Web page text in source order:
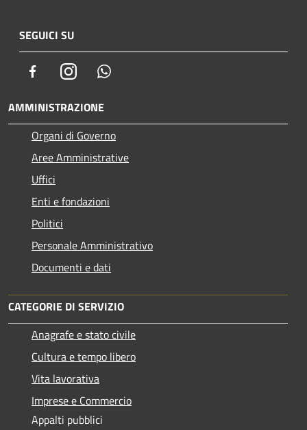
SEGUICI SU
FacebookInstagram
AMMINISTRAZIONE
Organi di Governo
Aree Amministrative
Uffici
Enti e fondazioni
Politici
Personale Amministrativo
Documenti e dati
CATEGORIE DI SERVIZIO
Anagrafe e stato civile
Cultura e tempo libero
Vita lavorativa
Imprese e Commercio
Appalti pubblici